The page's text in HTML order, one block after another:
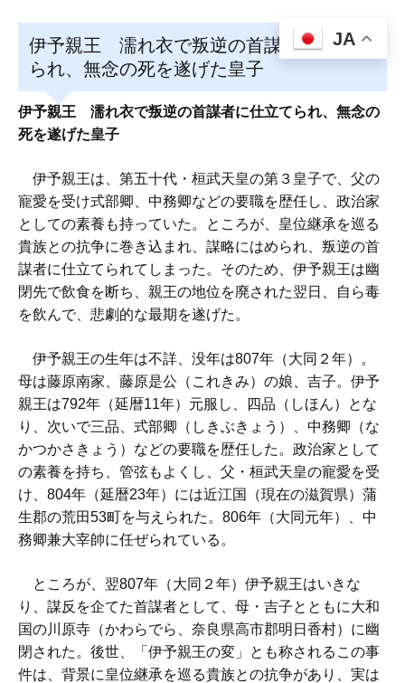
伊予親王 濡れ衣で叛逆の首謀者に仕立て
られ、無念の死を遂げた皇子
伊予親王 濡れ衣で叛逆の首謀者に仕立てられ、無念の
死を遂げた皇子
伊予親王は、第五十代・桓武天皇の第３皇子で、父の
寵愛を受け式部卿、中務卿などの要職を歴任し、政治家
としての素養も持っていた。ところが、皇位継承を巡る
貴族との抗争に巻き込まれ、謀略にはめられ、叛逆の首
謀者に仕立てられてしまった。そのため、伊予親王は幽
閉先で飲食を断ち、親王の地位を廃された翌日、自ら毒
を飲んで、悲劇的な最期を遂げた。
伊予親王の生年は不詳、没年は807年（大同２年）。
母は藤原南家、藤原是公（これきみ）の娘、吉子。伊予
親王は792年（延暦11年）元服し、四品（しほん）とな
り、次いで三品、式部卿（しきぶきょう）、中務卿（な
かつかさきょう）などの要職を歴任した。政治家として
の素養を持ち、管弦もよくし、父・桓武天皇の寵愛を受
け、804年（延暦23年）には近江国（現在の滋賀県）蒲
生郡の荒田53町を与えられた。806年（大同元年）、中
務卿兼大宰帥に任ぜられている。
ところが、翌807年（大同２年）伊予親王はいきな
り、謀反を企てた首謀者として、母・吉子とともに大和
国の川原寺（かわらでら、奈良県高市郡明日香村）に幽
閉された。後世、「伊予親王の変」とも称されるこの事
件は、背景に皇位継承を巡る貴族との抗争があり、実は
JA